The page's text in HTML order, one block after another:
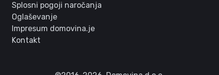
Splosni pogoji naročanja
Oglaševanje
Impresum domovina.je
Kontakt